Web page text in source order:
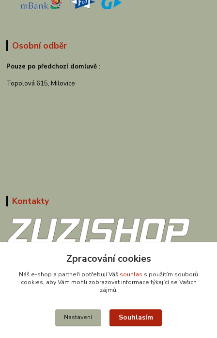
Osobní odběr
Pouze po předchozí domluvě :
Topolová 615, Milovice
Kontakty
obchod@zuzishop.cz
Zpracování cookies
Náš e-shop a partneři potřebují Váš souhlas s použitím souborů
cookies, aby Vám mohli zobrazovat informace týkající se Vašich
zájmů.
Nastavení Souhlasím